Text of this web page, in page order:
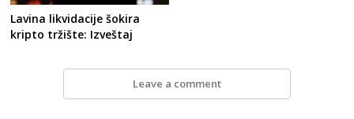
Lavina likvidacije šokira
kripto tržište: Izveštaj
Leave a comment